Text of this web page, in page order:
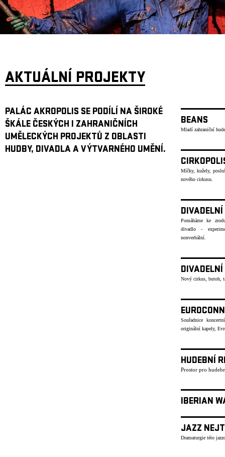
AKTUÁLNÍ PROJEKTY
PALÁC AKROPOLIS SE PODÍLÍ NA ŠIROKÉ
ŠKÁLE ČESKÝCH I ZAHRANIČNÍCH
UMĚLECKÝCH PROJEKTŮ Z OBLASTI
HUDBY, DIVADLA A VÝTVARNÉHO UMĚNÍ.
BEANS
Mladí zahraniční
Míčky, kužely,
nového cirkusu.
DIVADELNÍ
Pomáháme ke
divadlo -
nonverbální.
Nový cirkus, butoh,
Souřadnice
originální kapely,
HUDEBNÍ
Prostor pro
IBERIAN
JAZZ
Dramaturgie této